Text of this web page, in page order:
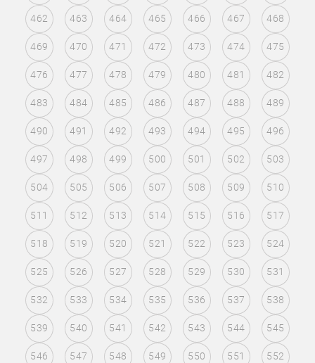
462 463 464 465 466 467 468
469 470 471 472 473 474 475
476 477 478 479 480 481 482
483 484 485 486 487 488 489
490 491 492 493 494 495 496
497 498 499 500 501 502 503
504 505 506 507 508 509 510
511 512 513 514 515 516 517
518 519 520 521 522 523 524
525 526 527 528 529 530 531
532 533 534 535 536 537 538
539 540 541 542 543 544 545
546 547 548 549 550 551 552